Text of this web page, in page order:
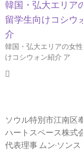
韓国・弘大エリア
留学生向けコシウ
介
韓国・弘大エリアの女
けコシウォン紹介 ア
ソウル特別市江南区
ハートスペース株式
代表理事 ムン·ソンス